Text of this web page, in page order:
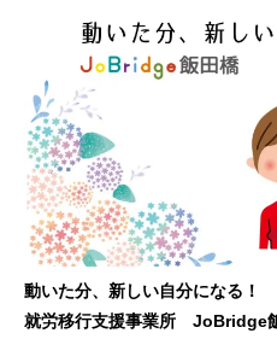
動いた分、新しい自分になる！
就労移行支援事業所 JoBridge